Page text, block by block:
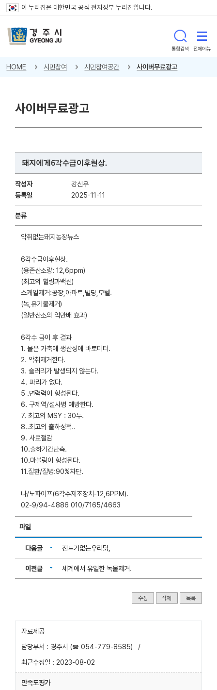
이 누리집은 대한민국 공식 전자정부 누리집입니다.
통합검색 전체메뉴
HOME 시민참여 시민참여공간 사이버무료광고
사이버무료광고
돼지에게6각수급이후현상.
작성자
강신우
등록일
2025-11-11
분류
악취없는돼지농장뉴스
6각수급이후현상.
(용존산소량: 12,6ppm)
(최고의 힐링과백신)
스케일제거:공장,아파트,빌딩,모텔.
(녹,유기물제거)
(일반산소의 억만배 효과)
6각수 급이 후 결과
1. 물은 가축에 생산성에 바로미터.
2. 악취제거한다.
3. 슬러리가 발생되지 않는다.
4. 파리가 없다.
5 .면력력이 형성된다.
6. 구제역/설사병 예방한다.
7. 최고의 MSY : 30두.
8..최고의 출하성적..
9. 사료절감
10.출하기간단축.
10.마블링이 형성된다.
11.질환/질병:90%차단.
나/노파이프(6각수제조장치-12,6PPM).
02-9/94-4886 010/7165/4663
파일
다음글 진드기없는우리닭,
이전글 세계에서 유일한 녹물제거.
수정 삭제 목록
자료제공
담당부서 : 경주시 (☎ 054-779-8585)
/
최근수정일 : 2023-08-02
만족도평가